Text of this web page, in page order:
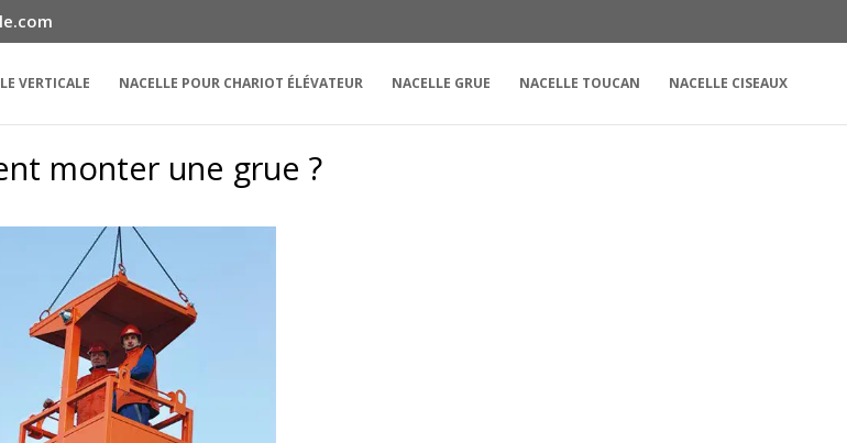
VERTICALE NACELLE POUR CHARIOT ÉLÉVATEUR NACELLE GRUE NACELLE TOUCAN NACELLE CISEAUX
monter une grue ?